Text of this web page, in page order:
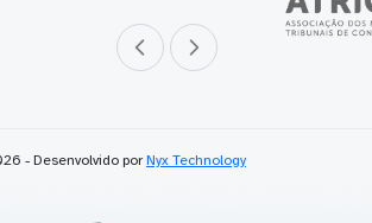
Parceiro anterior
Próximo parceiro
- Desenvolvido por Nyx Technology